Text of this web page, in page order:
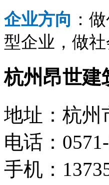
企业方向 ：
型企业，做
杭州昂世建
地址：杭州
电话：
手机：